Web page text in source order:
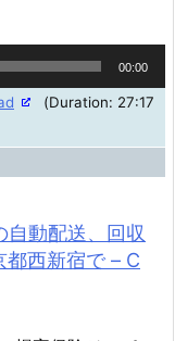
00:00
(Duration: 27:17
自動配送、回収
西新宿で – C